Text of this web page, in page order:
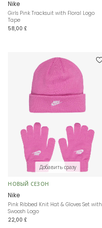
Nike
Girls Pink Tracksuit with Floral Logo
Tape
58,00 £
Добавить сразу
НОВЫЙ СЕЗОН
Nike
Pink Ribbed Knit Hat & Gloves Set with
Swoosh Logo
22,00 £